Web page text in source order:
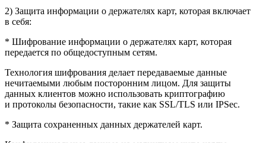
2) Защита информации о держателях карт, которая включает
в себя:
* Шифрование информации о держателях карт, которая
передается по общедоступным сетям.
Технология шифрования делает передаваемые данные
нечитаемыми любым посторонним лицом. Для защиты
данных клиентов можно использовать криптографию
и протоколы безопасности, такие как SSL/TLS или IPSec.
* Защита сохраненных данных держателей карт.